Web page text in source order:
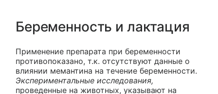
Беременность и лактация
Применение препарата при беременности
противопоказано, т.к. отсутствуют данные о
влиянии мемантина на течение беременности.
Экспериментальные исследования,
проведенные на животных, указывают на